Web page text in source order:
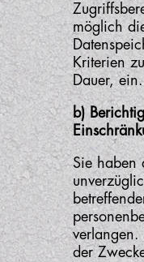
möglich
Kriterien
Dauer, ein.
b)
Sie haben
verlangen.
der